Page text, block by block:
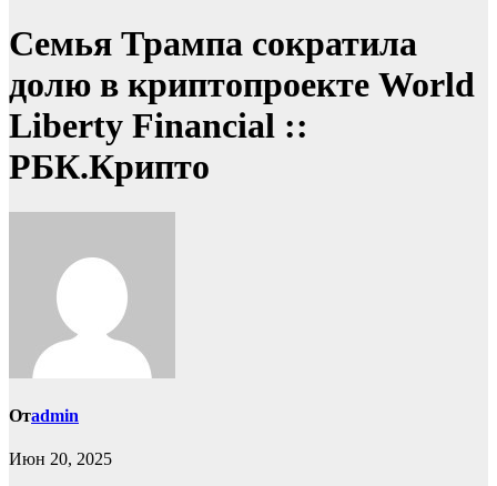
Семья Трампа сократила
долю в криптопроекте World
Liberty Financial ::
РБК.Крипто
Отadmin
Июн 20, 2025